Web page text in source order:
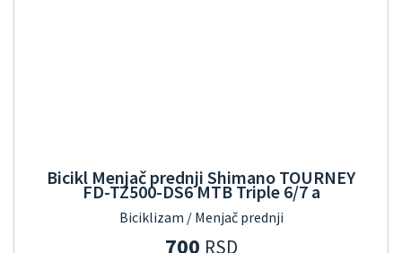
Bicikl Menjač prednji Shimano TOURNEY
FD-TZ500-DS6 MTB Triple 6/7 a
Biciklizam / Menjač prednji
700 RSD